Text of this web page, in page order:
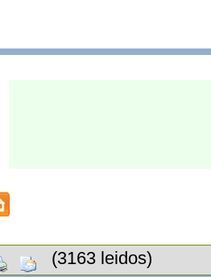
(3163 leidos)